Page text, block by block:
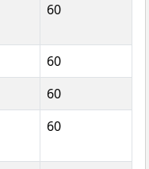
60
60
60
60